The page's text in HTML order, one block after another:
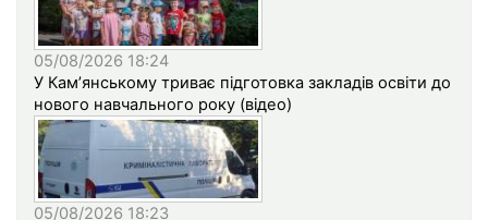
05/08/2026 18:24
У Кам’янському триває підготовка закладів освіти до
нового навчального року (відео)
05/08/2026 18:23